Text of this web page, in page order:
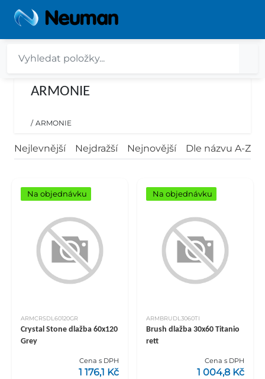
ARMONIE
/ ARMONIE
Nejlevnější Nejdražší Nejnovější Dle názvu A-Z
Na objednávku
ARMCRSDL60120GR
Crystal Stone dlažba 60x120
Grey
Cena s DPH
1 176,1 Kč
Na objednávku
ARMBRUDL3060TI
Brush dlažba 30x60 Titanio
rett
Cena s DPH
1 004,8 Kč